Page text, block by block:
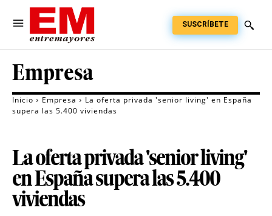
SUSCRÍBETE
Empresa
Inicio Empresa
La oferta privada 'senior living' en España
supera las 5.400 viviendas
La oferta privada 'senior living'
en España supera las 5.400
viviendas